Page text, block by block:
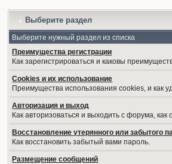
Выберите раздел
Выберите нужный раздел из списка
Преимущества регистрации
Как зарегистрироваться и каковы
Cookies и их использование
Преимущества использования cookies, и как
Авторизация и выход
Как авторизоваться и выходить с форума,
Восстановление утерянного или забытого
Как восстановить забытый вами пароль.
Размещение сообщений